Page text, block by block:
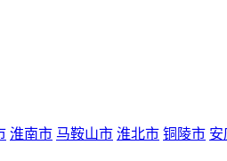
淮南市 马鞍山市 淮北市 铜陵市 安